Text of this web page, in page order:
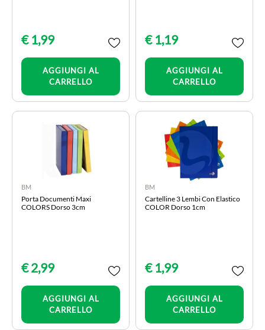
€ 1,99
AGGIUNGI AL
CARRELLO
€ 1,19
AGGIUNGI AL
CARRELLO
BM
Porta Documenti Maxi
COLORS Dorso 3cm
€ 2,99
AGGIUNGI AL
CARRELLO
BM
Cartelline 3 Lembi Con Elastico
COLOR Dorso 1cm
€ 1,99
AGGIUNGI AL
CARRELLO